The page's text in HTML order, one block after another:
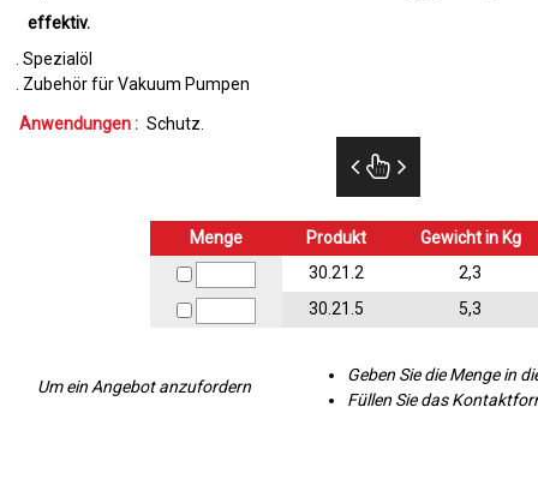
effektiv
. Spezialöl
. Zubehör für Vakuum Pumpen
Anwendungen : Schutz
Menge Produkt
Gewicht in Kg
30.21.2
2,3
30.21.5
5,3
Um ein Angebot anzufordern
Geben Sie die Menge in
Füllen Sie das